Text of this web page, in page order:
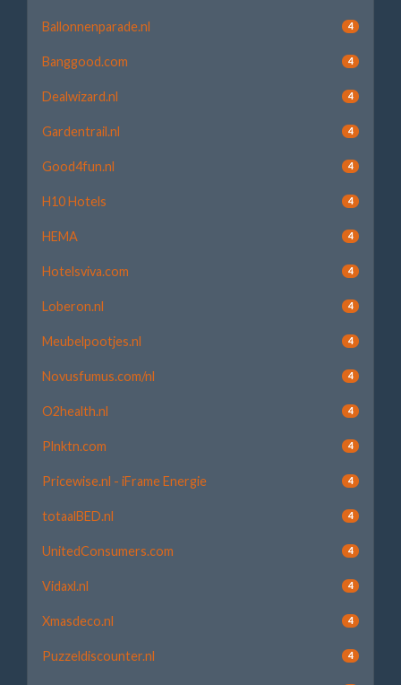
Ballonnenparade.nl 4
Banggood.com 4
Dealwizard.nl 4
Gardentrail.nl 4
Good4fun.nl 4
H10 Hotels 4
HEMA 4
Hotelsviva.com 4
Loberon.nl 4
Meubelpootjes.nl 4
Novusfumus.com/nl 4
O2health.nl 4
Plnktn.com 4
Pricewise.nl - iFrame Energie 4
totaalBED.nl 4
UnitedConsumers.com 4
Vidaxl.nl 4
Xmasdeco.nl 4
Puzzeldiscounter.nl 4